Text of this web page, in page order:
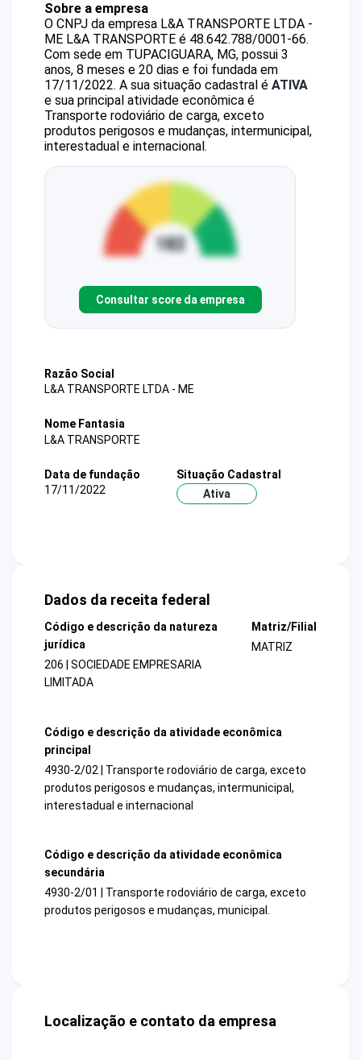
Sobre a empresa
O CNPJ da empresa L&A TRANSPORTE LTDA -
ME L&A TRANSPORTE é 48.642.788/0001-66.
Com sede em TUPACIGUARA, MG, possui 3
anos, 8 meses e 20 dias e foi fundada em
17/11/2022. A sua situação cadastral é ATIVA
e sua principal atividade econômica é
Transporte rodoviário de carga, exceto
produtos perigosos e mudanças, intermunicipal,
interestadual e internacional.
Consultar score da empresa
Razão Social
L&A TRANSPORTE LTDA - ME
Nome Fantasia
L&A TRANSPORTE
Data de fundação
17/11/2022
Situação Cadastral
Ativa
Dados da receita federal
Código e descrição da natureza
jurídica
206 | SOCIEDADE EMPRESARIA
LIMITADA
Matriz/Filial
MATRIZ
Código e descrição da atividade econômica
principal
4930-2/02 | Transporte rodoviário de carga, exceto
produtos perigosos e mudanças, intermunicipal,
interestadual e internacional
Código e descrição da atividade econômica
secundária
4930-2/01 | Transporte rodoviário de carga, exceto
produtos perigosos e mudanças, municipal.
Localização e contato da empresa